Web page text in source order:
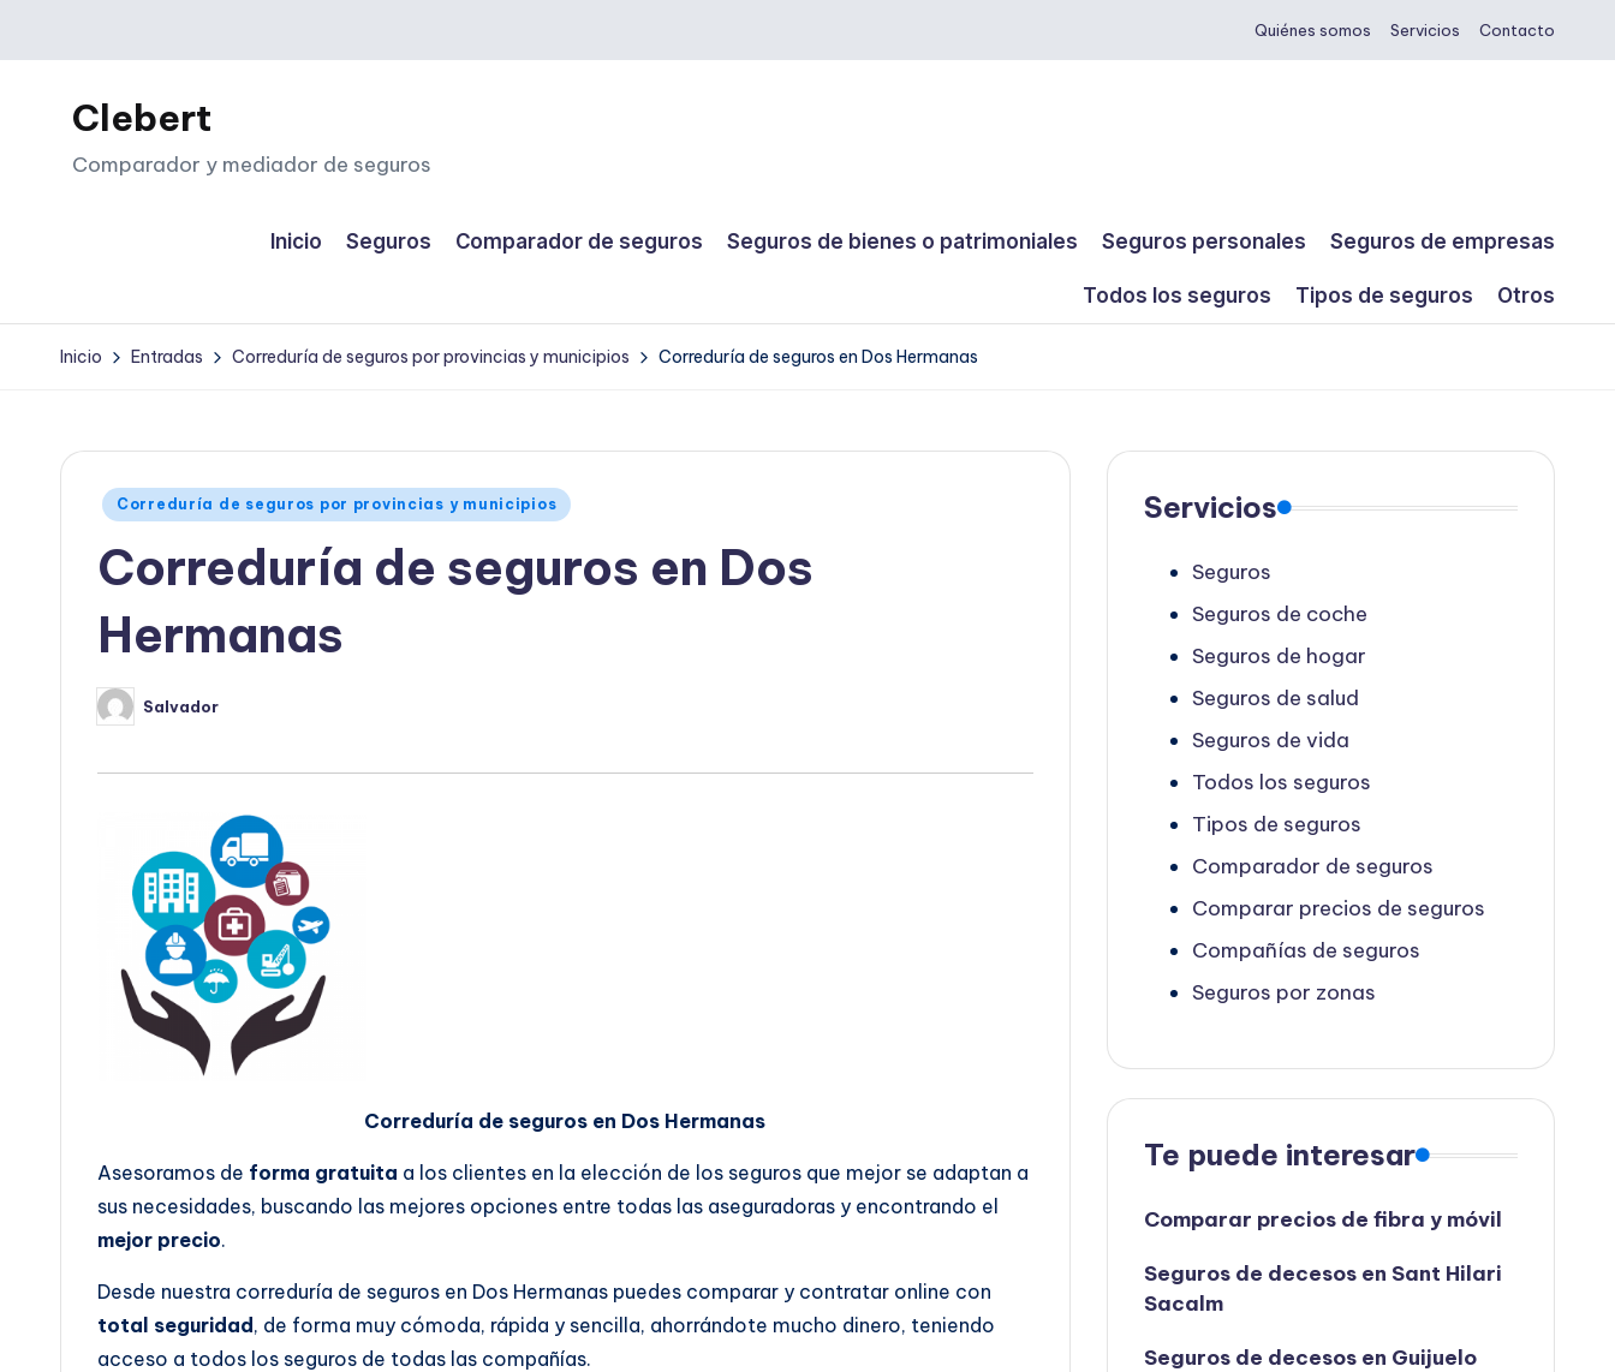
Saltar
contenido
Quiénes somos Servicios Contacto
Clebert
Comparador y mediador de seguros
Inicio Seguros Comparador de seguros Seguros de bienes o patrimoniales Seguros personales Seguros de empresas
Todos los seguros Tipos de seguros Otros
Inicio Entradas Correduría de seguros por provincias y municipios Correduría de seguros en Dos Hermanas
Publicado
Correduría de seguros por provincias y municipios
Correduría de seguros en Dos
Hermanas
Publicado
por
Salvador
Correduría de seguros en Dos Hermanas
Asesoramos de forma gratuita a los clientes en la elección de los seguros que mejor se adaptan a
sus necesidades, buscando las mejores opciones entre todas las aseguradoras y encontrando el
mejor precio.
Desde nuestra correduría de seguros en Dos Hermanas puedes comparar y contratar online con
total seguridad , de forma muy cómoda, rápida y sencilla, ahorrándote mucho dinero, teniendo
acceso a todos los seguros de todas las compañías.
Servicios
Seguros
Seguros de coche
Seguros de hogar
Seguros de salud
Seguros de vida
Todos los seguros
Tipos de seguros
Comparador de seguros
Comparar precios de seguros
Compañías de seguros
Seguros por zonas
Te puede interesar
Comparar precios de fibra y móvil
Seguros de decesos en Sant Hilari
Sacalm
Seguros de decesos en Guijuelo